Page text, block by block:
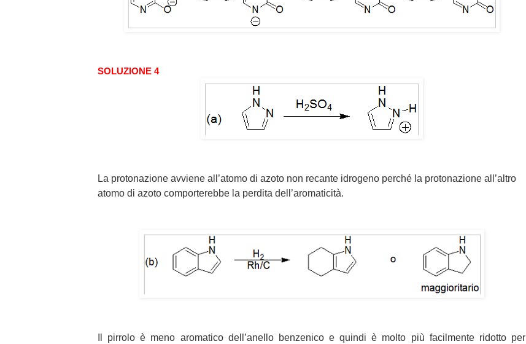
SOLUZIONE 4
La protonazione avviene all’atomo di azoto non recante idrogeno perché la protonazione all’altro
atomo di azoto comporterebbe la perdita dell’aromaticità.
Il pirrolo è meno aromatico dell’anello benzenico e quindi è molto più facilmente ridotto per